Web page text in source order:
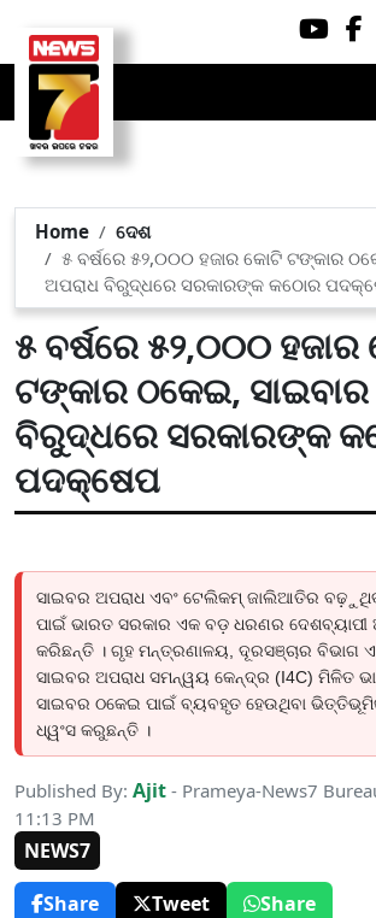
Home
ଦେଶ
୫ ବର୍ଷରେ ୫୨,୦୦୦ ହଜାର କୋଟି ଟଙ୍କାର
ଅପରାଧ ବିରୁଦ୍ଧରେ ସରକାରଙ୍କ କଠୋର
୫ ବର୍ଷରେ ୫୨,୦୦୦
ଟଙ୍କାର ଠକେଇ,
ବିରୁଦ୍ଧରେ ସରକାରଙ୍କ
ପଦକ୍ଷେପ
ସାଇବର ଅପରାଧ ଏବଂ ଟେଲିକମ୍ ଜାଲିଆତିର
ପାଇଁ ଭାରତ ସରକାର ଏକ ବଡ଼ ଧରଣର
କରିଛନ୍ତି । ଗୃହ ମନ୍ତ୍ରଣାଳୟ, ଦୂରସଞ୍ଚାର ବିଭାଗ
ସାଇବର ଅପରାଧ ସମନ୍ୱୟ କେନ୍ଦ୍ର (I4C) ମିଳିତ
ସାଇବର ଠକେଇ ପାଇଁ ବ୍ୟବହୃତ ହେଉଥିବା
ଧ୍ୱଂସ କରୁଛନ୍ତି ।
Published By: Ajit - Prameya-News7
11:13 PM
NEWS7
Share
Tweet Share